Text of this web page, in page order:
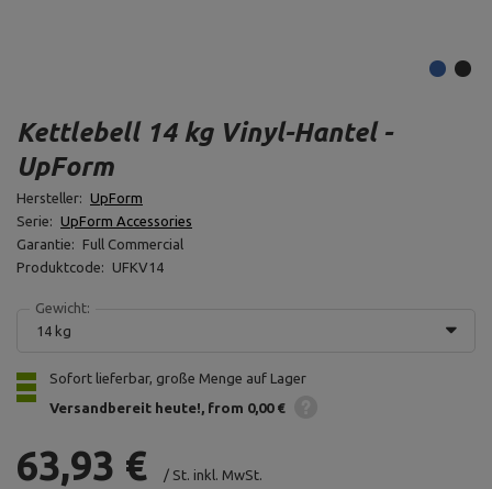
Kettlebell 14 kg Vinyl-Hantel -
UpForm
Hersteller: UpForm
Serie: UpForm Accessories
Garantie:
Full Commercial
Produktcode:
UFKV14
Gewicht:
14 kg
Sofort lieferbar, große Menge auf Lager
Versandbereit heute! from 0,00 €
63,93 € / St. inkl. MwSt.